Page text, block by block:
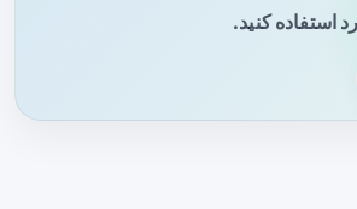
استفاده کنید.